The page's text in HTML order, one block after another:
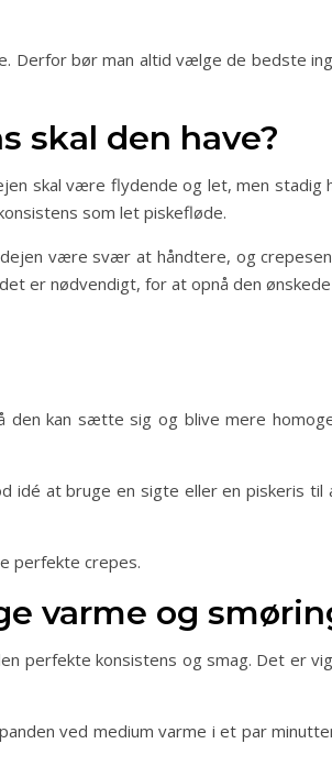
Derfor bør man altid vælge de bedste
skal den have?
skal være flydende og let, men stadig
som let piskefløde.
være svær at håndtere, og
er nødvendigt, for at opnå den
kan sætte sig og blive mere
idé at bruge en sigte eller en piskeris til
perfekte crepes.
varme og
perfekte konsistens og smag. Det er
ved medium varme i et par